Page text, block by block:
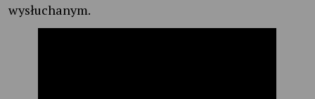
wysłuchanym.